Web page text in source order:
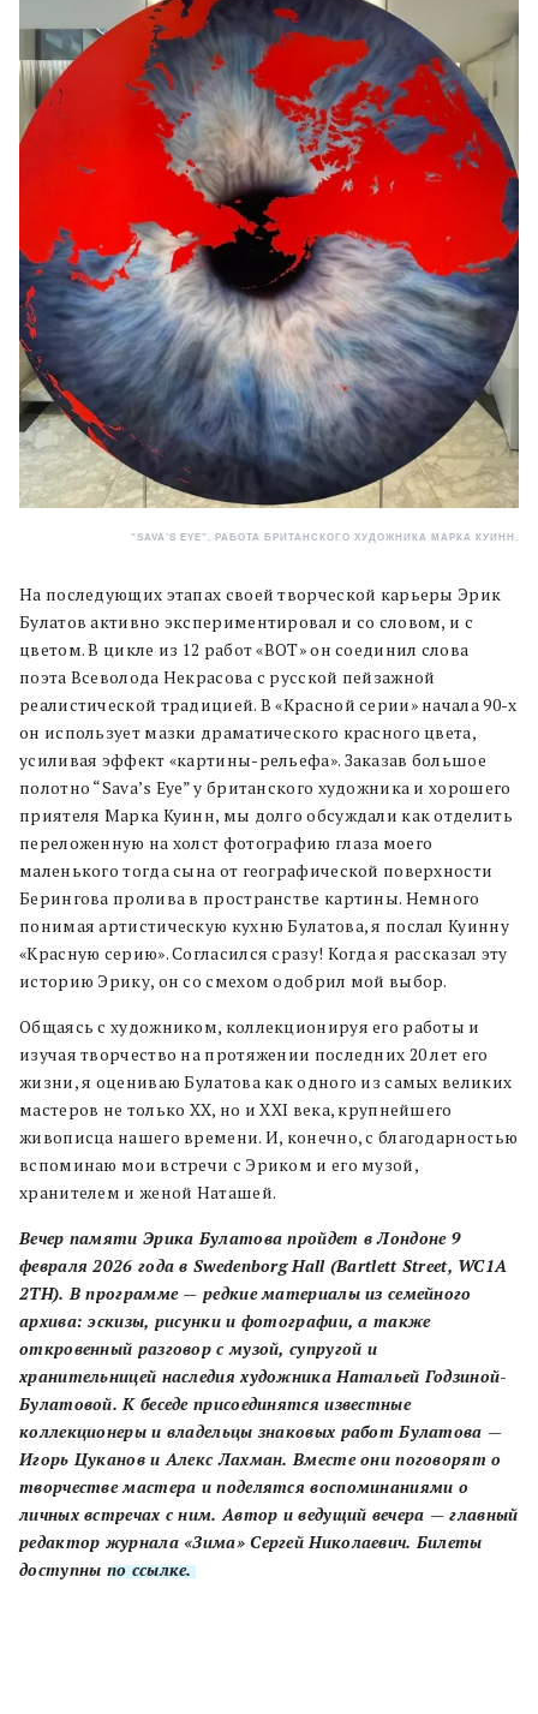
“SAVA’S EYE”, РАБОТА БРИТАНСКОГО ХУДОЖНИКА МАРКА КУИНН.
На последующих этапах своей творческой карьеры Эрик
Булатов активно экспериментировал и со словом, и с
цветом. В цикле из 12 работ «ВОТ» он соединил слова
поэта Всеволода Некрасова с русской пейзажной
реалистической традицией. В «Красной серии» начала 90-х
он использует мазки драматического красного цвета,
усиливая эффект «картины-рельефа». Заказав большое
полотно “Sava’s Eye” у британского художника и хорошего
приятеля Марка Куинн, мы долго обсуждали как отделить
переложенную на холст фотографию глаза моего
маленького тогда сына от географической поверхности
Берингова пролива в пространстве картины. Немного
понимая артистическую кухню Булатова, я послал Куинну
«Красную серию». Согласился сразу! Когда я рассказал эту
историю Эрику, он со смехом одобрил мой выбор.
Общаясь с художником, коллекционируя его работы и
изучая творчество на протяжении последних 20 лет его
жизни, я оцениваю Булатова как одного из самых великих
мастеров не только ХХ, но и XXI века, крупнейшего
живописца нашего времени. И, конечно, с благодарностью
вспоминаю мои встречи с Эриком и его музой,
хранителем и женой Наташей.
Вечер памяти Эрика Булатова пройдет в Лондоне 9
февраля 2026 года в Swedenborg Hall (Bartlett Street, WC1A
2TH). В программе — редкие материалы из семейного
архива: эскизы, рисунки и фотографии, а также
откровенный разговор с музой, супругой и
хранительницей наследия художника Натальей Годзиной-
Булатовой. К беседе присоединятся известные
коллекционеры и владельцы знаковых работ Булатова —
Игорь Цуканов и Алекс Лахман. Вместе они поговорят о
творчестве мастера и поделятся воспоминаниями о
личных встречах с ним. Автор и ведущий вечера — главный
редактор журнала «Зима» Сергей Николаевич. Билеты
доступны по ссылке.